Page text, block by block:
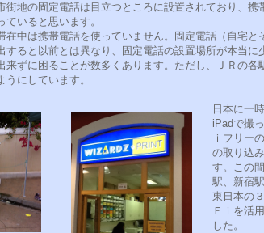
街地の固定電話は目立つところに設置されており、携
いると思います。
中は携帯電話を使っていません。固定電話（自宅と
すると以前とは異なり、固定電話の設置場所が本当に
来ずに困ることが数多くあります。ただし、ＪＲの各
にしています。
日本に一
iPadで撮
ｉフリー
の取り込
す。この
駅、新宿
東日本の
Ｆｉを活
した。